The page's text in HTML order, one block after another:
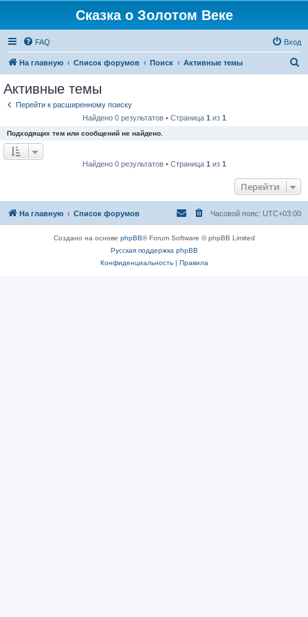
Сказка о Золотом Веке
FAQ Вход
На главную Список форумов Поиск Активные темы
Активные темы
Перейти к расширенному поиску
Найдено 0 результатов • Страница 1 из 1
Подходящих тем или сообщений не найдено.
Найдено 0 результатов • Страница 1 из 1
Перейти
На главную Список форумов Часовой пояс: UTC+03:00
Создано на основе phpBB® Forum Software © phpBB Limited
Русская поддержка phpBB
Конфиденциальность| Правила